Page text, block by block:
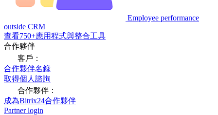
Employee performance
outside CRM
查看750+應用程式與整合工具
合作夥伴
客戶：
合作夥伴名錄
取得個人諮詢
合作夥伴：
成為Bitrix24合作夥伴
Partner login